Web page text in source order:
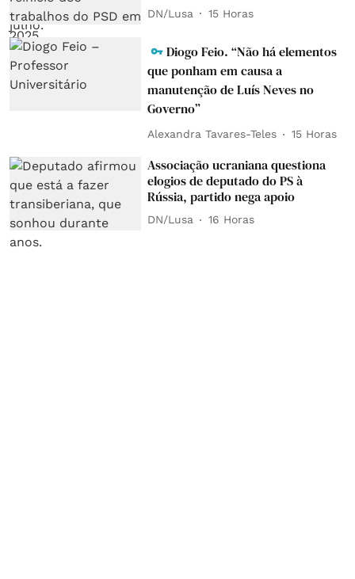
DN/Lusa 15 Horas
Diogo Feio. “Não há elementos
que ponham em causa a
manutenção de Luís Neves no
Governo”
Alexandra Tavares-Teles 15 Horas
Associação ucraniana questiona
elogios de deputado do PS à
Rússia, partido nega apoio
DN/Lusa 16 Horas